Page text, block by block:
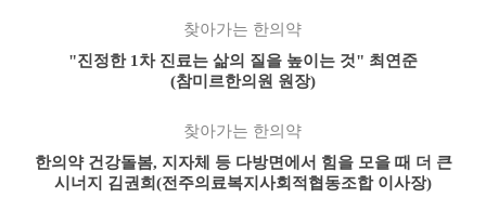
찾아가는 한의약
"진정한 1차 진료는 삶의 질을 높이는 것" 최연준
(참미르한의원 원장)
찾아가는 한의약
한의약 건강돌봄, 지자체 등 다방면에서 힘을 모을 때 더 큰
시너지 김권희(전주의료복지사회적협동조합 이사장)